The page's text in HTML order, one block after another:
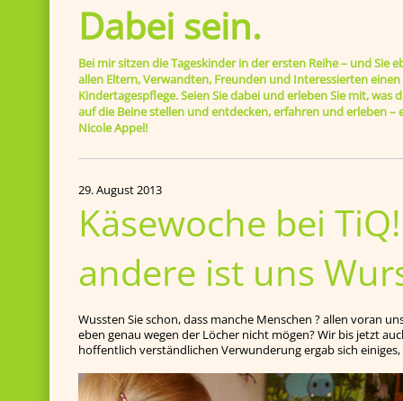
Dabei sein.
Bei mir sitzen die Tageskinder in der ersten Reihe – und Sie
allen Eltern, Verwandten, Freunden und Interessierten
Kindertagespflege. Seien Sie dabei und erleben Sie mit, was
auf die Beine stellen und entdecken, erfahren und erleben
Nicole Appel!
29. August 2013
Käsewoche bei
andere ist uns
Wussten Sie schon, dass manche Menschen ? allen voran
eben genau wegen der Löcher nicht mögen? Wir bis jetzt
hoffentlich verständlichen Verwunderung ergab sich